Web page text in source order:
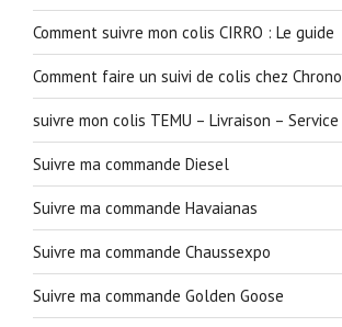
Comment suivre mon colis CIRRO : Le guide
Comment faire un suivi de colis chez
suivre mon colis TEMU – Livraison –
Suivre ma commande Diesel
Suivre ma commande Havaianas
Suivre ma commande Chaussexpo
Suivre ma commande Golden Goose